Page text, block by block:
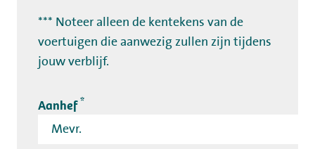
*** Noteer alleen de kentekens van de
voertuigen die aanwezig zullen zijn tijdens
jouw verblijf.
Aanhef*